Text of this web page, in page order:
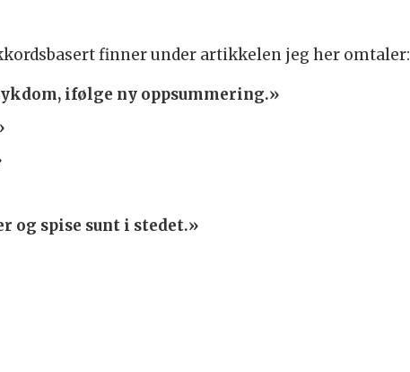
finner under artikkelen jeg her omtaler:
ifølge ny oppsummering.»
og spise sunt i stedet.»